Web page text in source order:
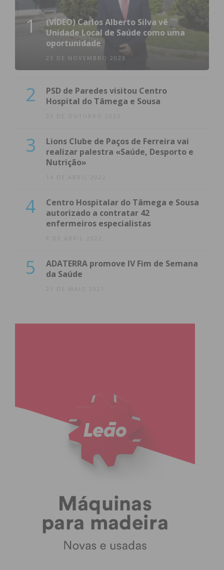
1
(VÍDEO) Carlos Alberto Silva vê
Unidade Local de Saúde como uma
oportunidade
23 DE NOVEMBRO 2023
2
PSD de Paredes visitou Centro
Hospital do Tâmega e Sousa
23 DE OUTUBRO 2023
3
Lions Clube de Paços de Ferreira vai
realizar palestra «Saúde, Desporto e
Nutrição»
14 DE ABRIL 2022
4
Centro Hospitalar do Tâmega e Sousa
autorizado a contratar 42
enfermeiros especialistas
8 DE ABRIL 2022
5
ADATERRA promove IV Fim de Semana
da Saúde
21 DE MAIO 2021